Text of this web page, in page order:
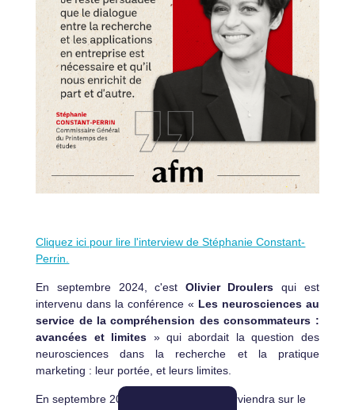
Cliquez ici pour lire l'interview de Stéphanie Constant-
Perrin.
En septembre 2024, c'est Olivier Droulers qui est
intervenu dans la conférence « Les neurosciences au
service de la compréhension des consommateurs :
avancées et limites » qui abordait la question des
neurosciences dans la recherche et la pratique
marketing : leur portée, et leurs limites.
En septembre 2025,
interviendra sur le